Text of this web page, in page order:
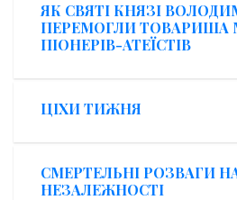
ЯК СВЯТІ КНЯЗІ
ПЕРЕМОГЛИ ТОВАРИША
ПІОНЕРІВ-АТЕЇСТІВ
ЦІХИ ТИЖНЯ
СМЕРТЕЛЬНІ РОЗВАГИ
НЕЗАЛЕЖНОСТІ